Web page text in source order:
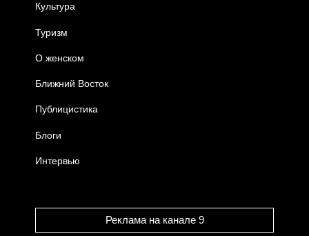
Культура
Туризм
О женском
Ближний Восток
Публицистика
Блоги
Интервью
Реклама на канале 9